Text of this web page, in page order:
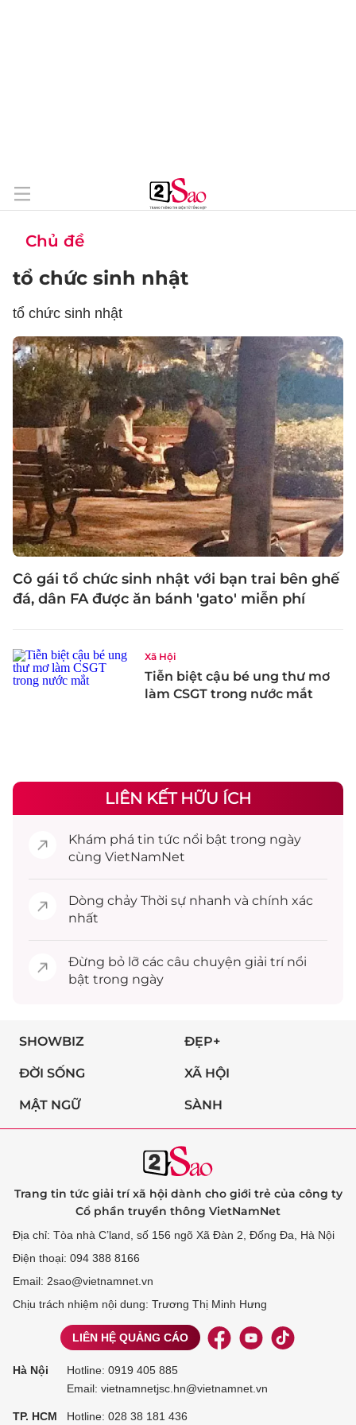
Chủ đề
tổ chức sinh nhật
tổ chức sinh nhật
Cô gái tổ chức sinh nhật với bạn trai bên ghế
đá, dân FA được ăn bánh 'gato' miễn phí
Xã Hội
Tiễn biệt cậu bé ung thư mơ
làm CSGT trong nước mắt
LIÊN KẾT HỮU ÍCH
Khám phá tin tức nổi bật trong ngày
cùng VietNamNet
Dòng chảy Thời sự nhanh và chính xác
nhất
Đừng bỏ lỡ các câu chuyện giải trínổi
bật trong ngày
SHOWBIZ ĐẸP+
ĐỜI SỐNG XÃ HỘI
MẬT NGỮ SÀNH
Trang tin tức giải trí xã hội dành cho giới trẻ của công ty
Cổ phần truyền thông VietNamNet
Địa chỉ: Tòa nhà C’land, số 156 ngõ Xã Đàn 2, Đống Đa, Hà Nội
Điện thoại: 094 388 8166
Email: 2sao@vietnamnet.vn
Chịu trách nhiệm nội dung: Trương Thị Minh Hưng
LIÊN HỆ QUẢNG CÁO
Hà Nội Hotline: 0919 405 885
Email: vietnamnetjsc.hn@vietnamnet.vn
TP. HCM Hotline: 028 38 181 436